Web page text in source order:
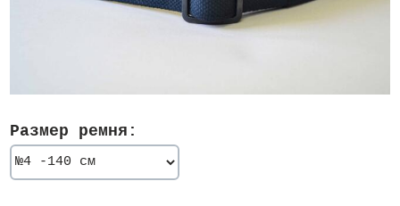
Размер ремня: